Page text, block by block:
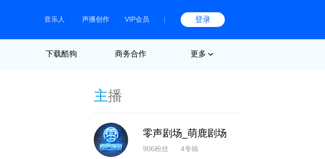
音乐人 声播创作 VIP会员 登录
下载酷狗 商务合作 更多
主播
零声剧场_萌鹿剧场
906粉丝 4专辑